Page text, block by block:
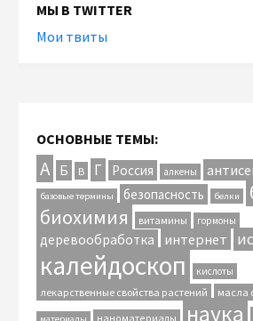
МЫ В TWITTER
Мои твиты
ОСНОВНЫЕ ТЕМЫ:
А Б В Г Россия алкены
базовые термины безопасность белки
биохимия витамины гормоны
деревообработка интернет
калейдоскоп кислоты
лекарственные свойства растений масла
наноматериалы наука